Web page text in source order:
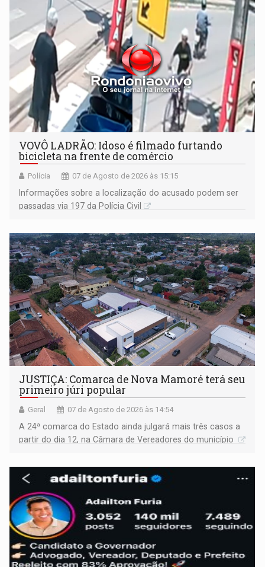
VOVÔ LADRÃO: Idoso é filmado furtando
bicicleta na frente de comércio
Polícia 07 de Agosto de 2026 às 15:15
Informações sobre a localização do acusado podem ser
passadas via 197 da Polícia Civil
JUSTIÇA: Comarca de Nova Mamoré terá seu
primeiro júri popular
Geral 07 de Agosto de 2026 às 14:54
A 24ª comarca do Estado ainda julgará mais três casos a
partir do dia 12, na Câmara de Vereadores do município